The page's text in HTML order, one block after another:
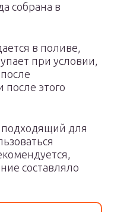
собрана в
в поливе,
при условии,
этого
подходящий для
составляло